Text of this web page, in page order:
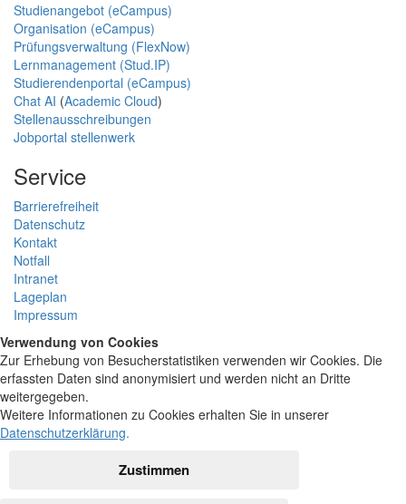
Studienangebot (eCampus)
Organisation (eCampus)
Prüfungsverwaltung (FlexNow)
Lernmanagement (Stud.IP)
Studierendenportal (eCampus)
Chat AI (Academic Cloud)
Stellenausschreibungen
Jobportal stellenwerk
Service
Barrierefreiheit
Datenschutz
Kontakt
Notfall
Intranet
Lageplan
Impressum
Verwendung von Cookies
Zur Erhebung von Besucherstatistiken verwenden wir Cookies. Die
erfassten Daten sind anonymisiert und werden nicht an Dritte
weitergegeben.
Weitere Informationen zu Cookies erhalten Sie in unserer
Datenschutzerklärung.
Zustimmen